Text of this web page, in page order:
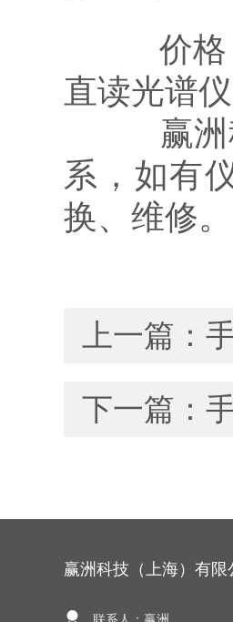
价格：
直读光谱
赢洲科
系，如有
换、维修。
上一篇：
下一篇：
赢洲科技（上海）有限